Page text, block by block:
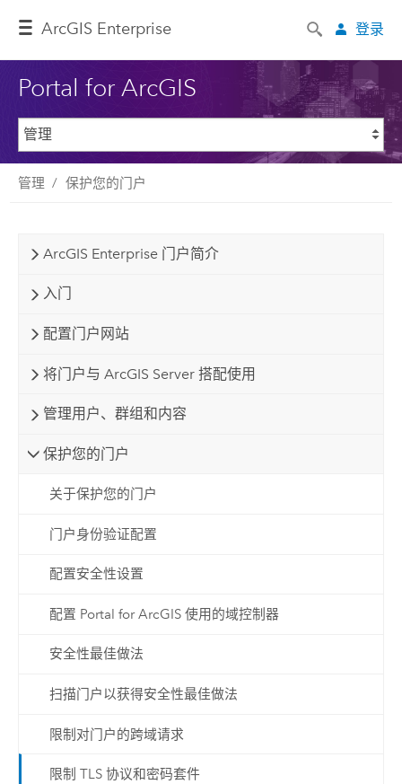
ArcGIS Enterprise 登录
Portal for ArcGIS
管理 保护您的门户
ArcGIS Enterprise 门户简介
入门
配置门户网站
将门户与 ArcGIS Server 搭配使用
管理用户、群组和内容
保护您的门户
关于保护您的门户
门户身份验证配置
配置安全性设置
配置 Portal for ArcGIS 使用的域控制器
安全性最佳做法
扫描门户以获得安全性最佳做法
限制对门户的跨域请求
限制 TLS 协议和密码套件